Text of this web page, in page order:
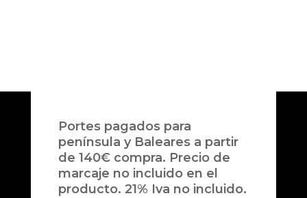
Portes pagados para
península y Baleares a partir
de 140€ compra. Precio de
marcaje no incluido en el
producto. 21% Iva no incluido.